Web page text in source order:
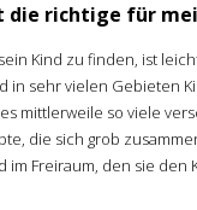
die richtige für
Kind zu finden, ist
in sehr vielen Gebieten
mittlerweile so viele
die sich grob
im Freiraum, den sie den